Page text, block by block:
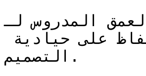
العمق المدروس لـBL-0472 يجعله خياراً آمناً للغرف
التصميم.